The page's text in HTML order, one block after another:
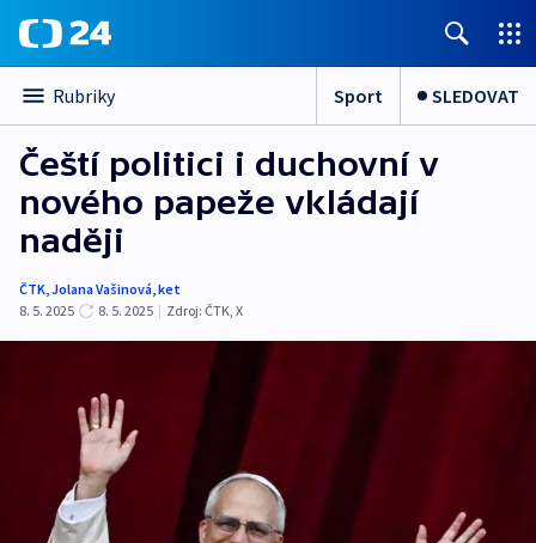
Rubriky Sport SLEDOVAT
Čeští politici i duchovní v
nového papeže vkládají
naději
ČTK,Jolana Vašinová,ket
8. 5. 2025
8. 5. 2025 | Zdroj: ČTK, X